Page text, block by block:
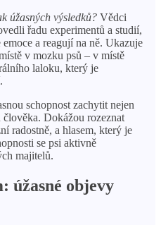
úžasných výsledků? Vědci
řadu experimentů a studií,
a reagují na ně. Ukazuje
v mozku psů – v místě
laloku, který je
schopnost zachytit nejen
člověka. Dokážou rozeznat
radostně, a hlasem, který je
se psi aktivně
majitelů.
úžasné objevy